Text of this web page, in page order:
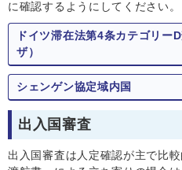
に確認するようにしてください。
ドイツ滞在法第4条カテゴリー
ザ）
シェンゲン協定域内国
出入国審査
出入国審査は人定確認が主で比